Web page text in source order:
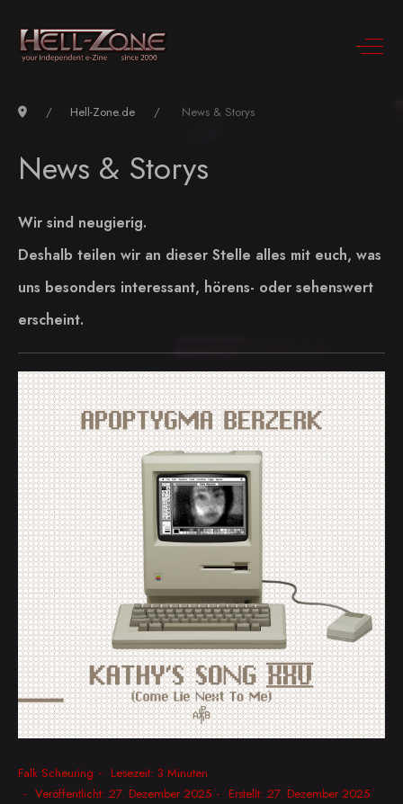
Hell-Zone.de News & Storys
News & Storys
Wir sind neugierig.
Deshalb teilen wir an dieser Stelle alles mit euch, was
uns besonders interessant, hörens- oder sehenswert
erscheint.
Falk Scheuring
Lesezeit: 3 Minuten
Veröffentlicht: 27. Dezember 2025
Erstellt: 27. Dezember 2025